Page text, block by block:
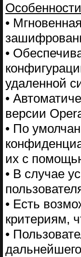
Особенности
•
•
удаленной
•
версии
• По
их с
• В случае
• Есть
критериям,
•